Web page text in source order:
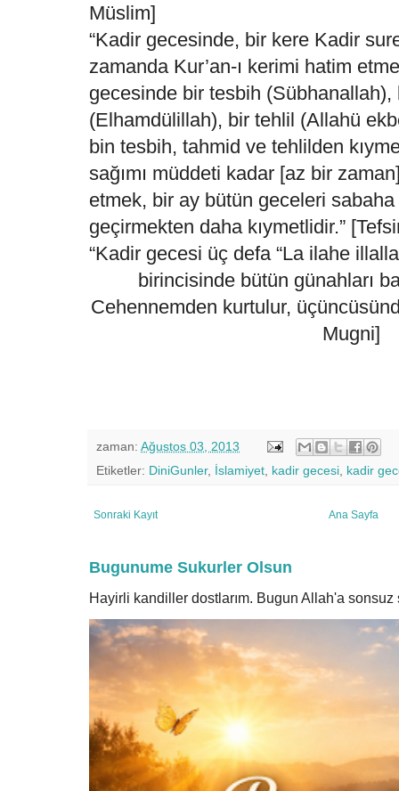
Müslim]
“Kadir gecesinde, bir kere Kadir
zamanda Kur’an-ı kerimi hatim
gecesinde bir tesbih (Sübhanallah),
(Elhamdülillah), bir tehlil (Allahü
bin tesbih, tahmid ve tehlilden
sağımı müddeti kadar [az bir
etmek, bir ay bütün geceleri
geçirmekten daha kıymetlidir.”
“Kadir gecesi üç defa “La ilahe
birincisinde bütün günahları
Cehennemden kurtulur,
Mugni]
zaman: Ağustos 03, 2013
Etiketler: DiniGunler, İslamiyet kadir gecesi kadir
Sonraki Kayıt Ana Sayfa
Bugunume Sukurler Olsun
Hayirli kandiller dostlarım. Bugun Allah'a